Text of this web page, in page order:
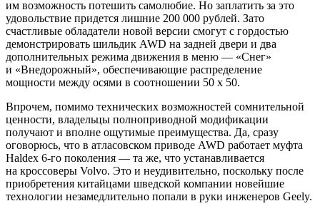
им возможность потешить самолюбие. Но заплатить за это
удовольствие придется лишние 200 000 рублей. Зато
счастливые обладатели новой версии смогут с гордостью
демонстрировать шильдик AWD на задней двери и два
дополнительных режима движения в меню — «Снег»
и «Внедорожный», обеспечивающие распределение
мощности между осями в соотношении 50 х 50.
Впрочем, помимо технических возможностей сомнительной
ценности, владельцы полноприводной модификации
получают и вполне ощутимые преимущества. Да, сразу
оговорюсь, что в атласовском приводе AWD работает муфта
Haldex 6-го поколения — та же, что устанавливается
на кроссоверы Volvo. Это и неудивительно, поскольку после
приобретения китайцами шведской компании новейшие
технологии незамедлительно попали в руки инженеров Geely.